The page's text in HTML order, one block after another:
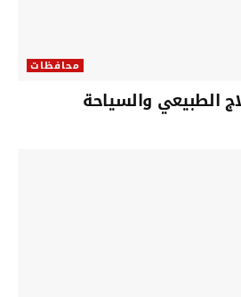
محافظات
الطبيعي والسياحة